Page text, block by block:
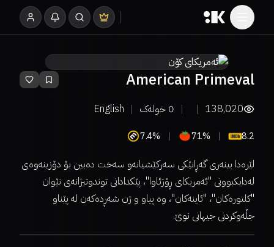
American Primeval
138,020
0 خولەک English
8.2
71%
7.4%
لێرەدا بینەری گەڕانێکی سەرکێشیانەو سەخت دەبین بۆ دۆزینەوەی
لەدایکبوونی "ئەمریکای ڕۆژئاوا"، پێکدادانی توندوتیژانەی نێوان
"کلتورەکان"، "ئاینەکان"، وە پیاو و ژن شەڕدەکەن لە پێناو
جڵەوکردنی جیهانی نوێ.